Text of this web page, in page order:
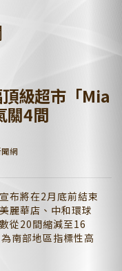
級超市「Mia
4間
網
布將在2月底前結束
麗華店、中和環球
從20間縮減至16
南部地區指標性高